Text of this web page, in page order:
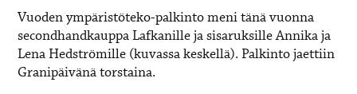
Vuoden ympäristöteko-palkinto meni tänä vuonna
secondhandkauppa Lafkanille ja sisaruksille Annika ja
Lena Hedströmille (kuvassa keskellä). Palkinto jaettiin
Granipäivänä torstaina.